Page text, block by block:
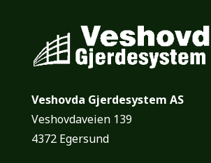
Veshovda Gjerdesystem AS
Veshovdaveien 139
4372 Egersund